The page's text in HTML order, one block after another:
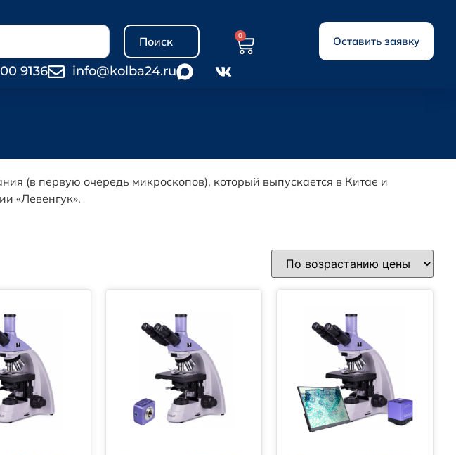
Поиск 0 Оставить заявку
9136 info@kolba24.ru
(в первую очередь микроскопов), который выпускается в Китае и
«Левенгук».